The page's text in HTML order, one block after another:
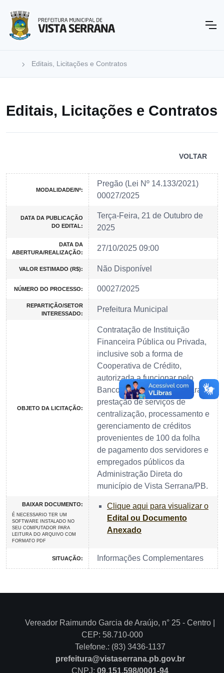
Editais, Licitações e Contratos
Editais, Licitações e Contratos
VOLTAR
MODALIDADE/Nº:
Pregão (Lei Nº 14.133/2021)
00027/2025
DATA DA PUBLICAÇÃO
DO EDITAL:
Terça-Feira, 21 de Outubro de
2025
DATA DA
ABERTURA/REALIZAÇÃO:
27/10/2025 09:00
VALOR ESTIMADO (R$): Não Disponível
NÚMERO DO PROCESSO: 00027/2025
REPARTIÇÃO/SETOR
INTERESSADO:
Prefeitura Municipal
OBJETO DA LICITAÇÃO:
Contratação de Instituição
Financeira Pública ou Privada,
inclusive sob a forma de
Cooperativa de Crédito,
autorizada a funcionar pelo
Banco Central do Brasil, para a
prestação de serviços de
centralização, processamento e
gerenciamento de créditos
provenientes de 100 da folha
de pagamento dos servidores e
empregados públicos da
Administração Direta do
município de Vista Serrana/PB.
BAIXAR DOCUMENTO:
É NECESSARIO TER UM
SOFTWARE INSTALADO NO
SEU COMPUTADOR PARA
LEITURA DO ARQUIVO COM
FORMATO PDF
Clique aqui para visualizar o
Edital ou Documento
Anexado
SITUAÇÃO: Informações Complementares
Vereador Raimundo Garcia de Araújo, n° 25 - Centro |
CEP: 58.710-000
Telefone.: (83) 3436-1137
prefeitura@vistaserrana.pb.gov.br
CNPJ: 09.151.598/0001-94